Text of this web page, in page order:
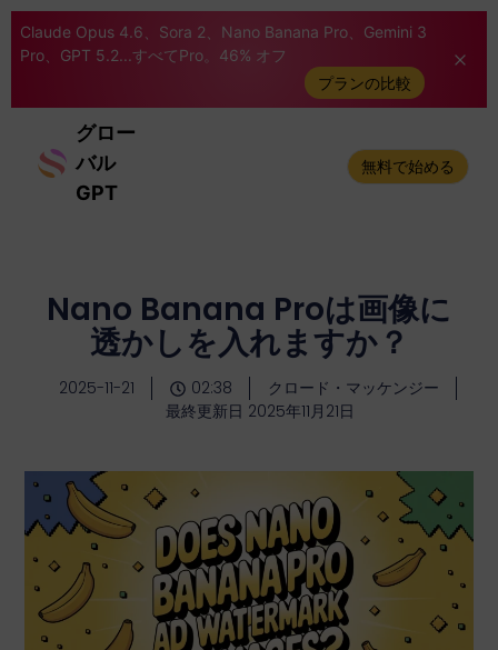
Claude Opus 4.6、Sora 2、Nano Banana Pro、Gemini 3
Pro、GPT 5.2...すべてPro。46% オフ
プランの比較
グロー
バル
GPT
無料で始める
Nano Banana Proは画像に
透かしを入れますか？
2025-11-21 02:38
クロード・マッケンジー
最終更新日 2025年11月21日